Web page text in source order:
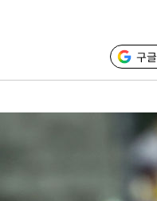
구